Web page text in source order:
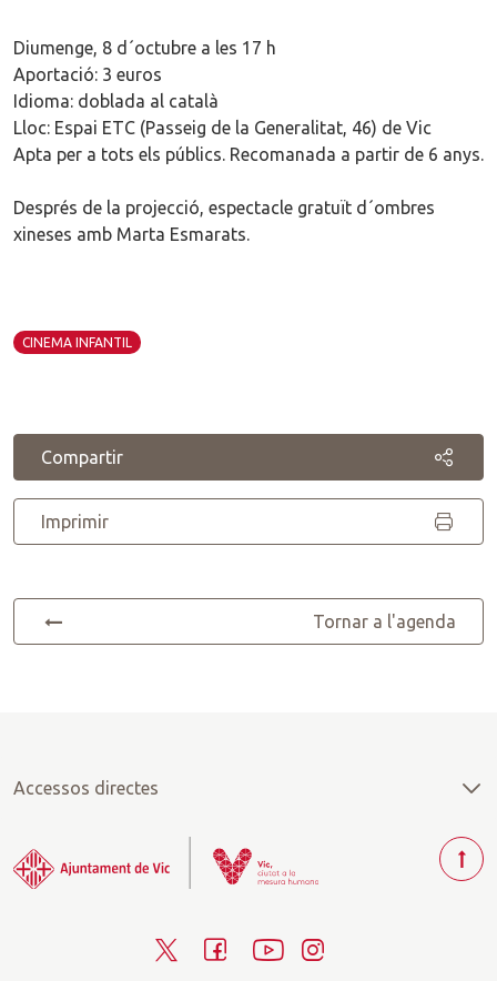
Diumenge, 8 d´octubre a les 17 h
Aportació: 3 euros
Idioma: doblada al català
Lloc: Espai ETC (Passeig de la Generalitat, 46) de Vic
Apta per a tots els públics. Recomanada a partir de 6 anys.
Després de la projecció, espectacle gratuït d´ombres
xineses amb Marta Esmarats.
CINEMA INFANTIL
Compartir
Imprimir
Tornar a l'agenda
Accessos directes
Y
T